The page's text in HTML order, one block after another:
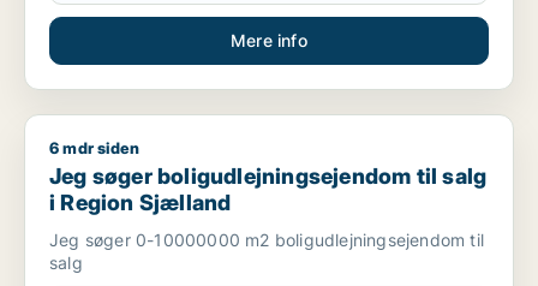
Mere info
Jeg søger boligudlejningsejendom til salg i Region Sjælland
6 mdr siden
Jeg søger boligudlejningsejendom til salg
i Region Sjælland
Jeg søger 0-10000000 m2 boligudlejningsejendom til
salg